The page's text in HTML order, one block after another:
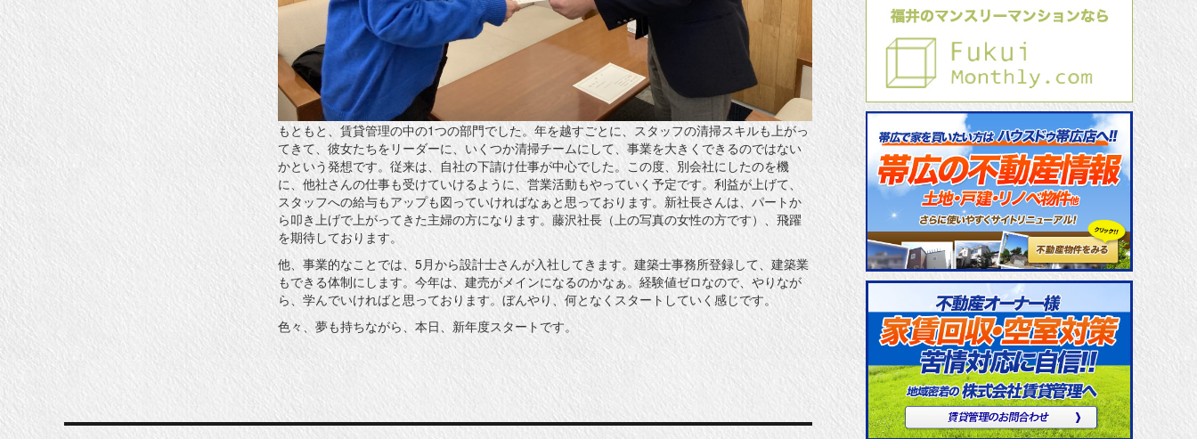
もともと、賃貸管理の中の1つの部門でした。年を越すごとに、スタッフの清掃スキルも上がっ
てきて、彼女たちをリーダーに、いくつか清掃チームにして、事業を大きくできるのではない
かという発想です。従来は、自社の下請け仕事が中心でした。この度、別会社にしたのを機
に、他社さんの仕事も受けていけるように、営業活動もやっていく予定です。利益が上げて、
スタッフへの給与もアップも図っていければなぁと思っております。新社長さんは、パートか
ら叩き上げで上がってきた主婦の方になります。藤沢社長（上の写真の女性の方です）、飛躍
を期待しております。
他、事業的なことでは、5月から設計士さんが入社してきます。建築士事務所登録して、建築業
もできる体制にします。今年は、建売がメインになるのかなぁ。経験値ゼロなので、やりなが
ら、学んでいければと思っております。ぼんやり、何となくスタートしていく感じです。
色々、夢も持ちながら、本日、新年度スタートです。